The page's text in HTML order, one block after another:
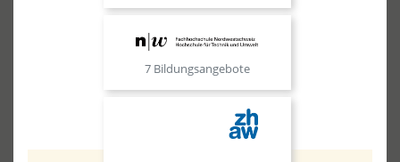
7 Bildungsangebote